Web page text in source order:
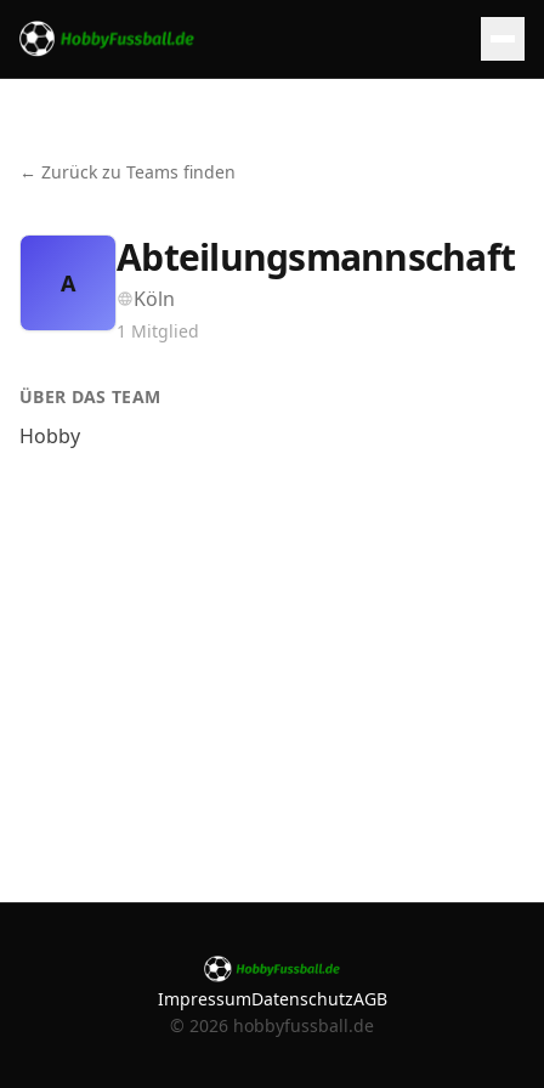
← Zurück zu Teams finden
A
Abteilungsmannschaft
Köln
1 Mitglied
ÜBER DAS TEAM
Hobby
ImpressumDatenschutzAGB
© 2026 hobbyfussball.de